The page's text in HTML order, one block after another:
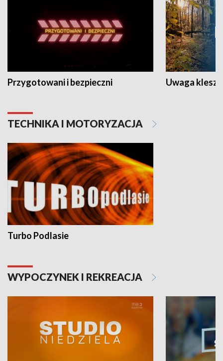
Przygotowani i bezpieczni Uwaga
TECHNIKA I MOTORYZACJA
Turbo Podlasie
WYPOCZYNEK I REKREACJA